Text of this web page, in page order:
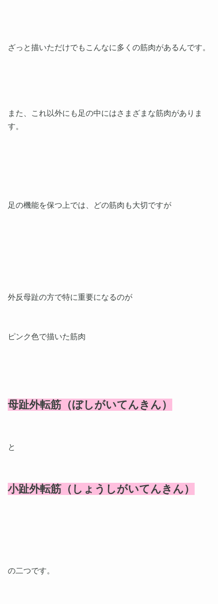
ざっと描いただけでもこんなに多くの筋肉があるんです。
また、これ以外にも足の中にはさまざまな筋肉がありま
す。
足の機能を保つ上では、どの筋肉も大切ですが
外反母趾の方で特に重要になるのが
ピンク色で描いた筋肉
母趾外転筋（ぼしがいてんきん）
と
小趾外転筋（しょうしがいてんきん）
の二つです。